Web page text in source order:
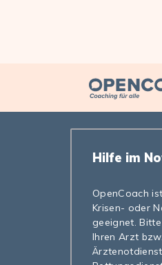
Open Coach
Hilfe im
OpenCoach
Krisen- oder
geeignet.
Ihren Arzt